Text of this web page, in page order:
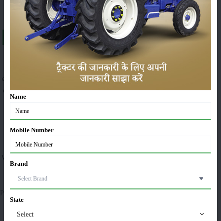
About Mahindra YUVO 585 MAT
Mahindra YUVO 585 MAT tractor is feature-packed with all the advanced
features which will help increase productivity. This tractor has a 49.3 HP
engine, 197 Nm of torque, 4 cylinders, and better Hydraulics Lifting power
capacity of 1700 kg. This model is operational with more than 30 different
this YUVO 585 MAT has 2-speed PTO, an improved engine with an
With multiple features loaded this model has become a must-own tractor for
flexible with multiple attachments such as Cultivator, Gyrovator, Disc
Plough, Potato digger, MB Plough, Seed Drill, Harrow, Post Hole, Thresher,
Name
Mobile Number
Brand
State
Select